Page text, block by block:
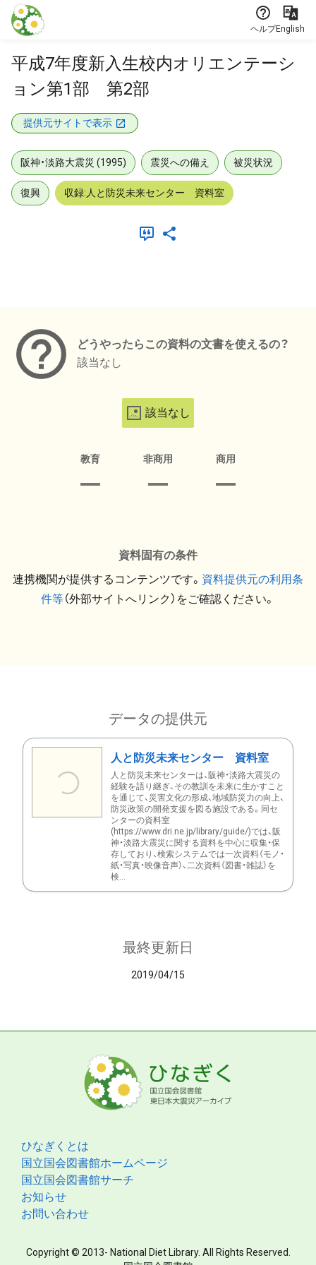
本文に飛ぶ
ヘルプEnglish
平成7年度新入生校内オリエンテーシ
ョン第1部 第2部
提供元サイトで表示
阪神・淡路大震災 (1995) 震災への備え 被災状況
復興 収録:人と防災未来センター 資料室
どうやったらこの資料の文書を使えるの？
該当なし
該当なし
教育 非商用 商用
資料固有の条件
連携機関が提供するコンテンツです。 資料提供元の利用条
件等（外部サイトへリンク）をご確認ください。
データの提供元
人と防災未来センター 資料室
人と防災未来センターは、阪神・淡路大震災の
経験を語り継ぎ、その教訓を未来に生かすこと
を通じて、災害文化の形成、地域防災力の向上、
防災政策の開発支援を図る施設である。同セ
ンターの資料室
(https://www.dri.ne.jp/library/guide/)では、阪
神・淡路大震災に関する資料を中心に収集・保
存しており、検索システムでは一次資料（モノ・
紙・写真・映像音声）、二次資料（図書・雑誌）を
検...
最終更新日
2019/04/15
ひなぎくとは
国立国会図書館ホームページ
国立国会図書館サーチ
お知らせ
お問い合わせ
Copyright © 2013- National Diet Library. All Rights Reserved.